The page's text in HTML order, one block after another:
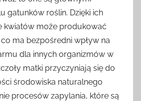
gatunków roślin. Dzięki ich
kwiatów może produkować
ma bezpośredni wpływ na
dla innych organizmów w
matki przyczyniają się do
środowiska naturalnego
procesów zapylania, które są